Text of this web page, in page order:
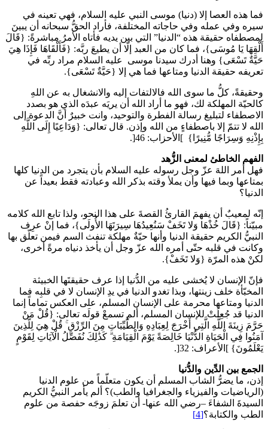
فما هذه العصا إلا (دنيا) موسى النبي عليه السلام، فهي تعينه في
سيره وفي عمله وفي حاجاته المختلفة، فأراد الحقُّ سبحانه أن يبينَ
لمصطفاه حقيقة هذه “الدنيا” التي بين يديه فأتاه الأمرُ مباشرةً: {قَالَ
أَلْقِهَا يَا مُوسَى}، فما كان من العبد إلّا أن يطيعَ ربَّه: {فَأَلْقَاهَا فَإِذَا هِيَ
حَيَّةٌ تَسْعَى} وهنا أدرك سيدنا موسى عليه السلام مراد ربِّه في
تعريفه حقيقة الدنيا ومتاعها فما هي إلا {حَيَّةٌ تَسْعَى}.
وحقيقةً، كلُّ ما سوى الله فالالتفات إليه والانشغال به عن اللهِ
كالحيّة المهلكة لك، فهو ما أراد الله أن يريَه عبدَه الذي هو بصدد
الاصطفاء لتبليغ رسالة الفطرة والتوحيد، وانت خبيرٌ أنَّ الدعوة إلى
الله لا تتمّ إلا باصطفاءٍ من الله وإذن. قال تعالى: {وَدَاعِيًا إِلَى اللَّهِ
بِإِذْنِهِ وَسِرَاجًا مُّنِيرًا} ]الأحزاب: 46[.
الفهم الخاطئ لمعنى الزُّهد
فهل أمر اللهَ عزّ وجل رسوله عليه السلام بأن يتجرد من الدنيا كلها
بمتاعها وبما فيها وأن يملأ وقته بذكر الله وعبادته فقط بعيداً عن
الدنيا؟
إنّه لمعيبٌ أن يفهمَ القارئُ القصةَ على هذا النحو، ولذا تابع الله كلامه
مبيّناً: {قَالَ خُذْهَا وَلا تَخَفْ سَنُعِيدُهَا سِيرَتَهَا الأُولَى}، فما إنْ عرِف
النبيُّ الكريم حقيقة الدنيا وأنها حيّةٌ مهلكة تنفث السم فيمن تعلّق بها
وكانت في قلبه حتّى أمره الله عزّ وجل أن يأخذ دنياه مرةً أخرى،
لكنْ هذه المرّة {وَلا تَخَفْ}.
فإنّ الإنسان لا يُخشى عليه من الدُّنيا إذا عرف حقيقتَها الخبيثة
المخبّأة خلف زينتها، وبذا تغدو الدنيا في يدِ الإنسان لا في قلبِه فما
الدنيا ومتاعها محرمة على الإنسان المسلم، على العكس تماماً إنما
الدنيا قد جُعِلَتْ للإنسان المسلم، ألم تسمعْ قولَه تعالى: {قُلْ مَنْ
حَرَّمَ زِينَةَ اللَّهِ الَّتِي أَخْرَجَ لِعِبَادِهِ وَالطَّيِّبَاتِ مِنَ الرِّزْقِ ۚ قُلْ هِيَ لِلَّذِينَ
آمَنُوا فِي الْحَيَاةِ الدُّنْيَا خَالِصَةً يَوْمَ الْقِيَامَةِ ۗ كَذَٰلِكَ نُفَصِّلُ الْآيَاتِ لِقَوْمٍ
يَعْلَمُونَ} ]الأعراف: 32[.
الجمع بين الدِّين والدُّنيا
إذن، ما يضرُّ الشاب المسلم أن يكون متعلّماً من علوم الدنيا
(الرياضيات والفيزياء والجغرافيا والطب)؟ ألم يأمر النبيُّ الكريم
السيدةَ الشفاءَ –رضي الله عنها- أن تعلمَ زوجَه حفصة من علوم
الطب والكتابة؟[4]